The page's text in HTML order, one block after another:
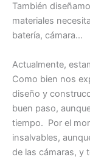
También
materiales
batería, cámara…
Actualmente,
Como bien nos
diseño y
buen paso,
tiempo. Por el
insalvables,
de las cámaras, y